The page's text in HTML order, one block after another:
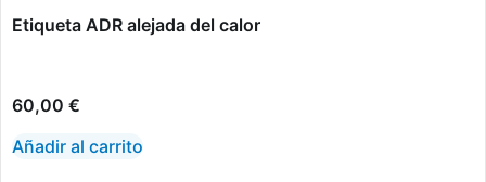
Etiqueta ADR alejada del calor
60,00 €
Añadir al carrito